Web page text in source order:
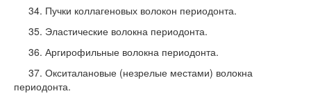
34. Пучки коллагеновых волокон периодонта.
35. Эластические волокна периодонта.
36. Аргирофильные волокна периодонта.
37. Окситалановые (незрелые местами) во­локна
периодонта.